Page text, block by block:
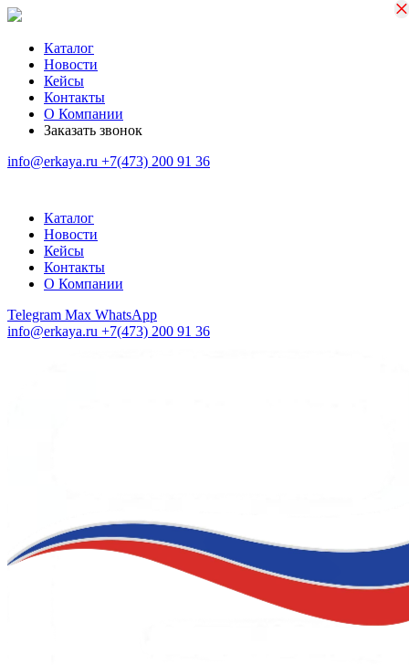
Каталог
Новости
Кейсы
Контакты
О Компании
Заказать звонок
info@erkaya.ru +7(473) 200 91 36
Каталог
Новости
Кейсы
Контакты
О Компании
Telegram Max WhatsApp
info@erkaya.ru +7(473) 200 91 36
×
×